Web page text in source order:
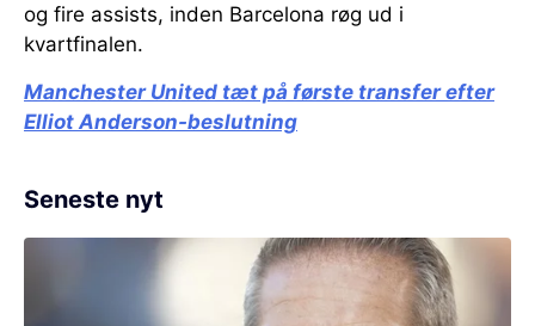
og fire assists, inden Barcelona røg ud i
kvartfinalen.
Manchester United tæt på første transfer efter
Elliot Anderson-beslutning
Seneste nyt